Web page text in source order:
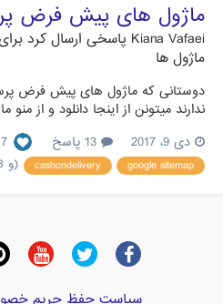
ماژول های پیش فرض
Kiana Vafaei پاسخی ارسال کرد
ماژول ها
دوستانی که ماژول های پیش فرض
ندارند میتونن از اینجا دانلود و از
loyalty.zip (توضیحی مختصر در مورد ماژول...
دی 9، 2017
google sitemap
cashondelivery (و 8 مورد دیگر)
سیاست حفظ حریم